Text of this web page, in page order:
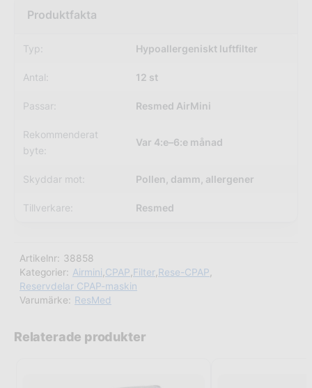
Typ: Hypoallergeniskt luftfilter
Antal: 12 st
Passar: Resmed AirMini
Rekommenderat
byte:
Var 4:e–6:e månad
Skyddar mot: Pollen, damm, allergener
Tillverkare: Resmed
Artikelnr: 38858
Kategorier: Airmini CPAP Filter Rese-CPAP
Reservdelar CPAP-maskin
Varumärke: ResMed
Relaterade produkter